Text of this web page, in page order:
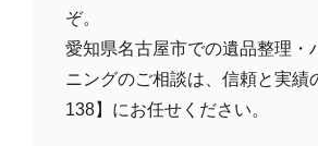
ぞ。
愛知県名古屋市での遺品整理・
ニングのご相談は、信頼と実績
138】にお任せください。